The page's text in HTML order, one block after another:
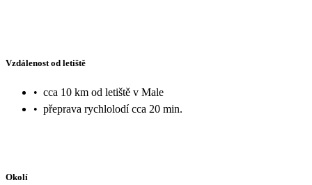
Vzdálenost od letiště
• cca 10 km od letiště v Male
• přeprava rychlolodí cca 20 min.
Okolí